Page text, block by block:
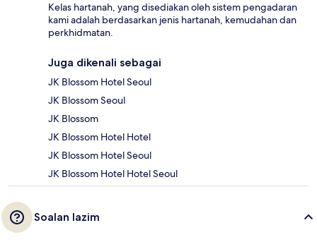
Kelas hartanah, yang disediakan oleh sistem pengadaran
kami adalah berdasarkan jenis hartanah, kemudahan dan
perkhidmatan.
Juga dikenali sebagai
JK Blossom Hotel Seoul
JK Blossom Seoul
JK Blossom
JK Blossom Hotel Hotel
JK Blossom Hotel Seoul
JK Blossom Hotel Hotel Seoul
Soalan lazim